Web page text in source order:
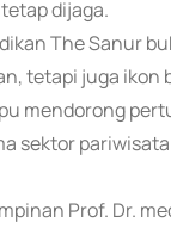
dijaga.
The Sanur
tetapi juga ikon
mendorong
sektor
Prof. Dr.